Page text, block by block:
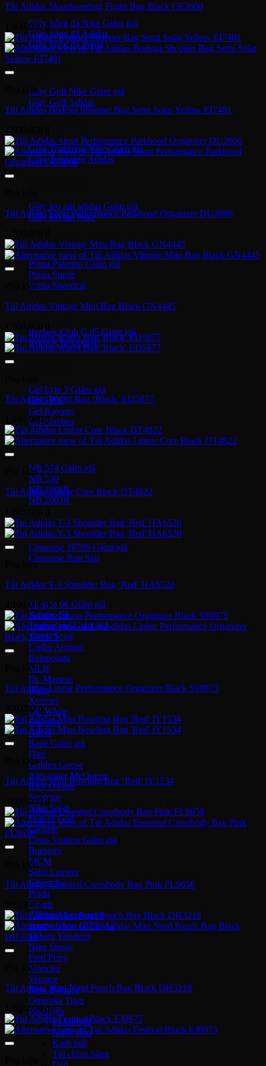
Giày bóng đá Nike
Giày bóng đá Adidas
Giày bóng đá Puma
Giày Golf Nike
Giày Golf Adidas
Giày Tranining Nike
Giày Tranining Adidas
Giày leo núi adidas
Giày leo núi Nike
Giày Puma
Puma Palermo
Puma Suede
Puma Speedcat
Giày Reebok
Reebok Club C 85
Reebok Instapump
Gel Lyte 3
Gel 1090
Gel Kayano
Gel Nimbus
New Balance
NB 574
NB 530
NB 1906R
NB 2002R
Giày Converse
Converse 1970S
Converse Run Star
Onitsuka Tiger
Mexico 66
Serrano SL
Timberland
Travis Scott
Under Armour
Balenciaga
MLB
Dr. Martens
Hoka
Xvessel
Off-White
Saucony
Gucci
Bape
Dior
Golden Goose
Alexander McQueen
Rick Owens
Supreme
Nike Sacai
Fear of God
Lacoste
Louis Vuitton
Burberry
MCM
Saint Laurent
Givenchy
Prada
Coach
Christian Louboutin
Jimmy Choo
Mihara Yasuhiro
Nike Stussy
Fred Perry
Moncler
Versace
New Balance
Onitsuka Tiger
Phụ Kiện
PickleBall
Nước Hoa
Kinh mắt
Túi chính hãng
Túi Adidas Skateboarding Flight Bag Black CE2600
1,000,000₫
Phụ kiện
Túi Adidas Bodega Shopper Bag Semi Solar Yellow EI7401
Túi Adidas Sport Performance Parkhood Organizer DU2006
Phụ kiện
Túi Adidas Vintage Mini Bag Black GN4445
1,500,000
Túi Adidas Waitst Bag ‘Black’ ED5877
1,200,000₫
Phụ kiện
Túi Adidas Linear Core Black DT4822
Phụ kiện
Túi Adidas Y-3 Shoulder Bag ‘Red’ HA6520
4,100,000₫
Phụ kiện
Túi Adidas Linear Performance Organizer Black S99975
800,000₫
Phụ kiện
Túi Adidas Mini Bowling Bag ‘Red’ IY1534
4,900,000₫
Phụ kiện
Túi Adidas Essential Crossbody Bag Pink FL9658
900,000₫
Phụ kiện
Túi Adidas Mini Nmd Pouch Bag Black DH3218
1,900,000₫